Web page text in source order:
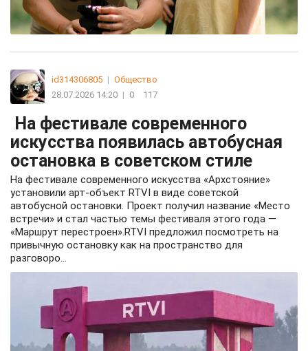
id314306805 | Общество
28.07.2026 14:20 | 0 117
На фестивале современного
искусства появилась автобусная
остановка в советском стиле
На фестивале современного искусства «Архстояние»
установили арт-объект RTVI в виде советской
автобусной остановки. Проект получил название «Место
встречи» и стал частью темы фестиваля этого года —
«Маршрут перестроен».RTVI предложил посмотреть на
привычную остановку как на пространство для
разговоро...